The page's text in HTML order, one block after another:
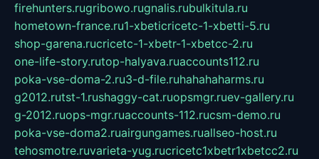
firehunters.rugribowo.rugnalis.rubulkitula.ru
hometown-france.ru1-xbeticricetc-1-xbetti-5.ru
shop-garena.rucricetc-1-xbetr-1-xbetcc-2.ru
one-life-story.rutop-halyava.ruaccounts112.ru
poka-vse-doma-2.ru3-d-file.ruhahahaharms.ru
g2012.rutst-1.rushaggy-cat.ruopsmgr.ruev-gallery.ru
g-2012.ruops-mgr.ruaccounts-112.rucsm-demo.ru
poka-vse-doma2.ruairgungames.ruallseo-host.ru
tehosmotre.ruvarieta-yug.rucricetc1xbetr1xbetcc2.ru